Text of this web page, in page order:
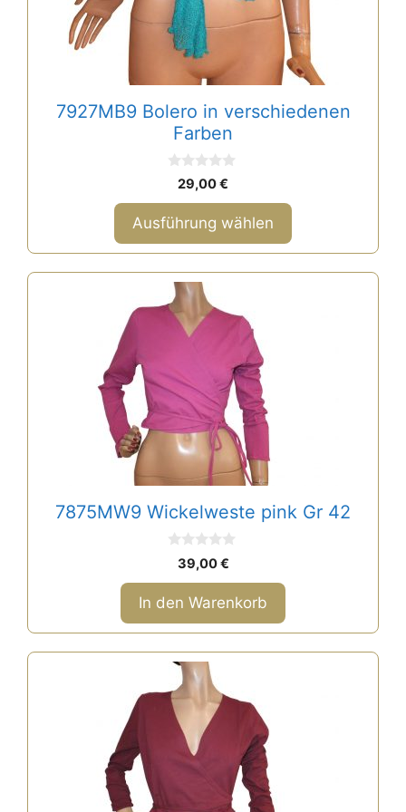
7927MB9 Bolero in verschiedenen
Farben
o
n
5
29,00€
Ausführung wählen
gewählt
werden
7875MW9 Wickelweste pink Gr 42
o
5
39,00€
In den Warenkorb